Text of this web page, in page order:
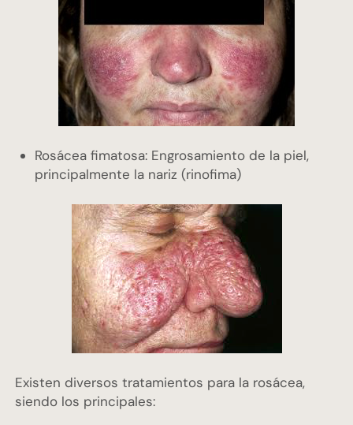
Rosácea fimatosa: Engrosamiento de la piel,
principalmente la nariz (rinofima)
Existen diversos tratamientos para la rosácea,
siendo los principales: